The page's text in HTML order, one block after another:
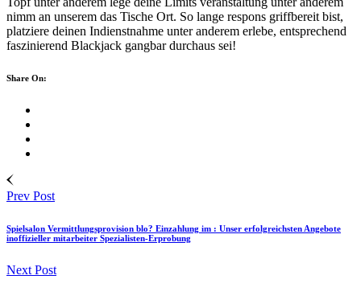
nimm an unserem das Tische Ort. So lange respons griffbereit bist,
platziere deinen Indienstnahme unter anderem erlebe, entsprechend
faszinierend Blackjack gangbar durchaus sei!
Share On:
Prev Post
Spielsalon Vermittlungsprovision blo? Einzahlung im : Unser erfolgreichsten Angebote
inoffizieller mitarbeiter Spezialisten-Erprobung
Next Post